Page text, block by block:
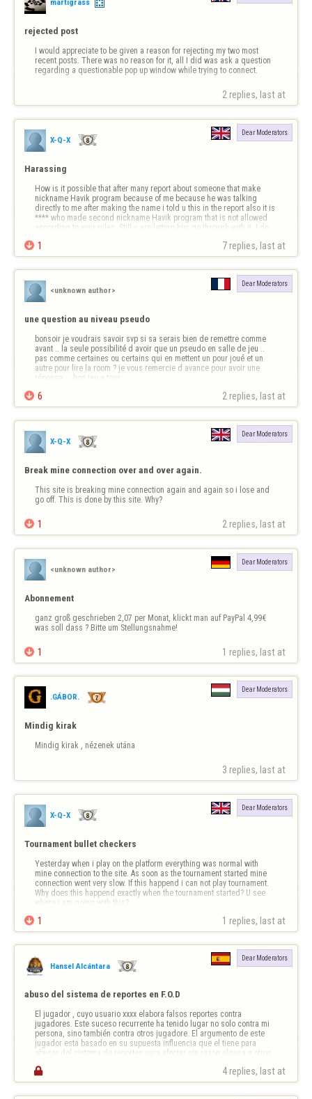
martigrass
rejected post
I would appreciate to be given a reason for rejecting my two most
recent posts. There was no reason for it, all I did was ask a question
regarding a questionable pop up window while trying to connect.
2 replies, last at
X-Q-X
Dear Moderators
Harassing
How is it possible that after many report about someone that make
nickname Havik program because of me because he was talking
directly to me after making the name i told u this in the report also it is
**** who made second nickname Havik program that is not allowed
according to your rules. Still u are letting him go through with it. I do
 1 7 replies, last at
<unknown author>
Dear Moderators
une question au niveau pseudo
bonsoir je voudrais savoir svp si sa serais bien de remettre comme
avant .. la seule possibilité d avoir que un pseudo en salle de jeu ..
pas comme certaines ou certains qui en mettent un pour joué et un
autre pour lire la room ? je vous remercie d avance pour avoir une
réponse ... bon jeu a tous
 6 2 replies, last at
X-Q-X
Dear Moderators
Break mine connection over and over again.
This site is breaking mine connection again and again so i lose and
go off. This is done by this site. Why?
 1 2 replies, last at
<unknown author>
Dear Moderators
Abonnement
ganz groß geschrieben 2,07 per Monat, klickt man auf PayPal 4,99€
was soll dass ? Bitte um Stellungsnahme!
 1 1 replies, last at
.GÁBOR.
Dear Moderators
Mindig kirak
Mindig kirak , nézenek utána
3 replies, last at
X-Q-X
Dear Moderators
Tournament bullet checkers
Yesterday when i play on the platform everything was normal with
mine connection to the site. As soon as the tournament started mine
connection went very slow. If this happend i can not play tournament.
Why does this happend exactly when the tournament started? U see
where i am going with this?.
 1 1 replies, last at
Hansel Alcántara
Dear Moderators
abuso del sistema de reportes en F.O.D
El jugador , cuyo usuario xxxx elabora falsos reportes contra
jugadores. Este suceso recurrente ha tenido lugar no solo contra mi
persona, sino también contra otros jugadore. El argumento de este
jugador esta basado en su supuesta influencia que el tiene para
abusar del sistema de reportes para afectar sin razon alguna a otros
 4 replies, last at